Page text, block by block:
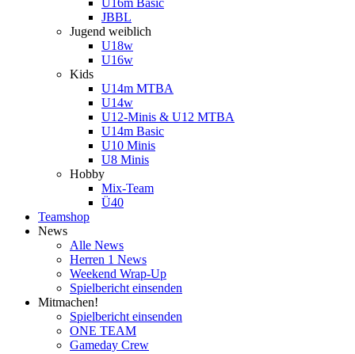
U16m Basic
JBBL
Jugend weiblich
U18w
U16w
Kids
U14m MTBA
U14w
U12-Minis & U12 MTBA
U14m Basic
U10 Minis
U8 Minis
Hobby
Mix-Team
Ü40
Teamshop
News
Alle News
Herren 1 News
Weekend Wrap-Up
Spielbericht einsenden
Mitmachen!
Spielbericht einsenden
ONE TEAM
Gameday Crew